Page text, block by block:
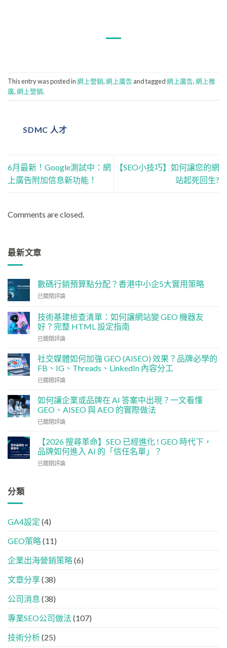
This entry was posted in網上營銷,網上廣告 and tagged網上廣告,網上推
廣,網上營銷.
SDMC 人才
6月最新！Google測試中：網
上廣告附加信息新功能！
【SEO小技巧】如何讓您的網
站起死回生?
Comments are closed.
最新文章
數碼行銷預算點分配？香港中小企5大實用策略
數
行
銷
預
算
分
配？
香
港
小
企
大
策
已關閉評論
技術基建檢查清單：如何讓網站變 GEO 機器友
好？完整 HTML 設定指南
技
基
建
檢
查
單：
如
讓
變
機
HTML
設
定
指
已關閉評論
社交媒體如何加強 GEO (AISEO) 效果？品牌必學的
FB、IG、Threads、LinkedIn 內容分工
社
媒
體
如
何
GEO
(AISEO)
效
的
FB、
Threads、
內
分
已關閉評論
如何讓企業或品牌在 AI 答案中出現？一文看懂
GEO、AISEO 與 AEO 的實際做法
如
企
業
或
中
現？
文
懂
GEO、
與
的
際
已關閉評論
【2026 搜尋革命】SEO 已經進化 ! GEO 時代下，
品牌如何進入 AI 的「信任名單」？
【2026
經
化
GEO
時
下，
牌
何
入
AI
已關閉評論
分類
GA4設定 (4)
GEO策略(11)
企業出海營銷策略(6)
文章分享(38)
公司消息 (38)
專業SEO公司做法 (107)
技術分析(25)